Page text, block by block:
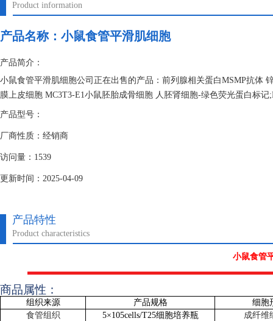
Product information
产品名称： 小鼠食管平滑肌细胞
产品简介：
小鼠食管平滑肌细胞公司正在出售的产品：前列腺相关蛋白MSMP抗体
膜上皮细胞 MC3T3-E1小鼠胚胎成骨细胞 人胚肾细胞-绿色荧光蛋白标记
产品型号：
厂商性质：经销商
访问量：1539
更新时间：2025-04-09
产品特性
Product characteristics
小鼠食管
商品属性：
组织来源 产品规格
细胞
食管组织
5×105cells/T25细胞培养瓶 成纤维